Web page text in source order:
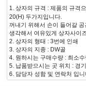
1. 상자의 규격 : 제품의 규격
20(H) 두가지입니다.
꺼내기 위해서 손이 들어갈
생각해서 여유있게 상자사이
2. 상자의 형태 : 3번에 인쇄
3. 상자의 지종 : DW골
4. 원하시는 구매수량 : 최소
5. 납품받으시는 곳 위치 : 경
6. 담당자 성함 및 연락처 입